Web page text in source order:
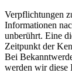
Verpflichtungen
Informationen
unberührt. Eine
Zeitpunkt der
Bei
werden wir diese